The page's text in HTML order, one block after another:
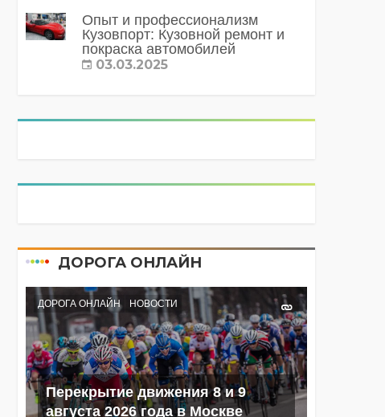
Опыт и профессионализм
Кузовпорт: Кузовной ремонт и
покраска автомобилей
03.03.2025
ДОРОГА ОНЛАЙН
ДОРОГА ОНЛАЙН НОВОСТИ
Перекрытие движения 8 и 9
августа 2026 года в Москве